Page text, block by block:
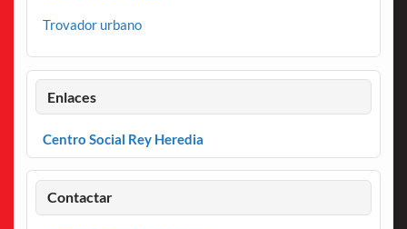
Trovador urbano
Enlaces
Centro Social Rey Heredia
Contactar